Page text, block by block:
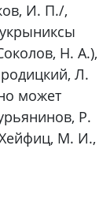
И. П./,
Н. А.),
Л.
может
Р.
М. И.,